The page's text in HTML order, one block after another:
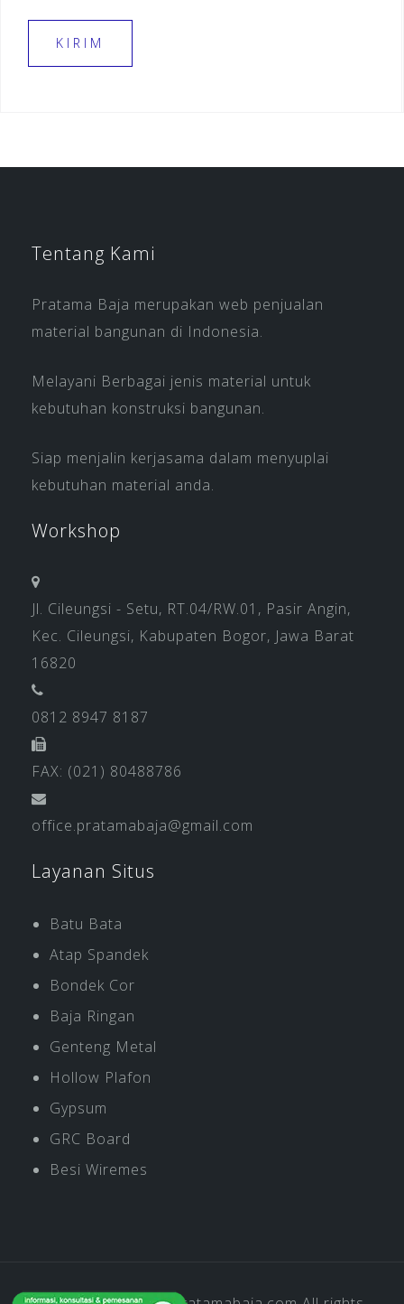
Tentang Kami
Pratama Baja merupakan web penjualan
material bangunan di Indonesia.
Melayani Berbagai jenis material untuk
kebutuhan konstruksi bangunan.
Siap menjalin kerjasama dalam menyuplai
kebutuhan material anda.
Workshop
Jl. Cileungsi - Setu, RT.04/RW.01, Pasir Angin,
Kec. Cileungsi, Kabupaten Bogor, Jawa Barat
16820
0812 8947 8187
FAX: (021) 80488786
office.pratamabaja@gmail.com
Layanan Situs
Batu Bata
Atap Spandek
Bondek Cor
Baja Ringan
Genteng Metal
Hollow Plafon
Gypsum
GRC Board
Besi Wiremes